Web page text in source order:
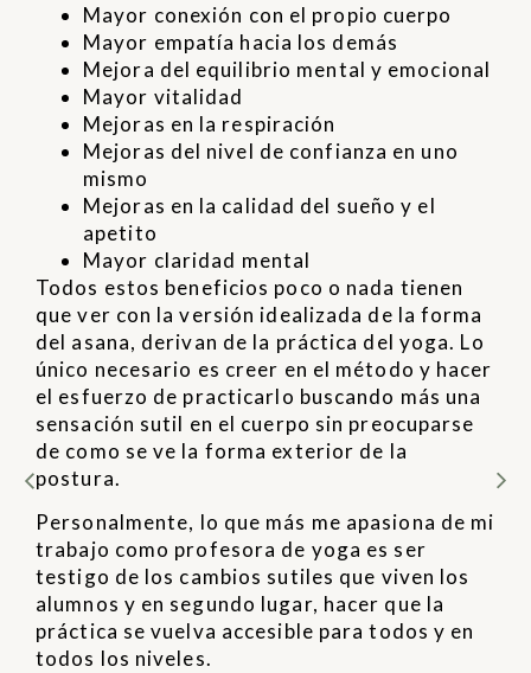
Mayor conexión con el propio cuerpo
Mayor empatía hacia los demás
Mejora del equilibrio mental y emocional
Mayor vitalidad
Mejoras en la respiración
Mejoras del nivel de confianza en uno
mismo
Mejoras en la calidad del sueño y el
apetito
Mayor claridad mental
Todos estos beneficios poco o nada tienen
que ver con la versión idealizada de la forma
del asana, derivan de la práctica del yoga. Lo
único necesario es creer en el método y hacer
el esfuerzo de practicarlo buscando más una
sensación sutil en el cuerpo sin preocuparse
de como se ve la forma exterior de la
postura.
Personalmente, lo que más me apasiona de mi
trabajo como profesora de yoga es ser
testigo de los cambios sutiles que viven los
alumnos y en segundo lugar, hacer que la
práctica se vuelva accesible para todos y en
todos los niveles.